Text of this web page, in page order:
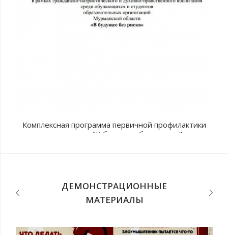
Комплексная программа первичной профилактики
наркомании "В будущее без рисков"
ДЕМОНСТРАЦИОННЫЕ
МАТЕРИАЛЫ